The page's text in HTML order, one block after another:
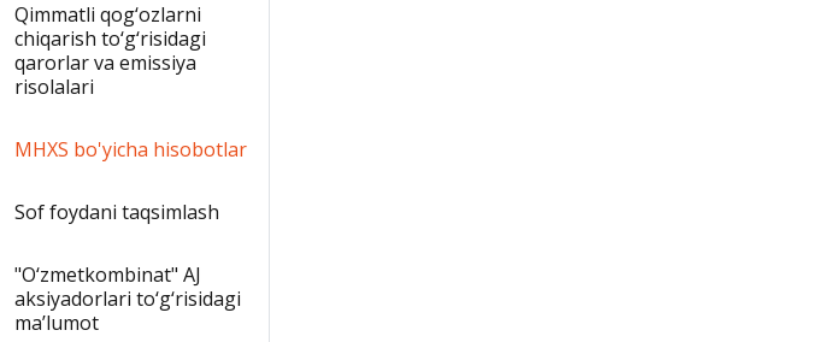
Qimmatli qog‘ozlarni
chiqarish to‘g‘risidagi
qarorlar va emissiya
risolalari
MHXS bo'yicha hisobotlar
Sof foydani taqsimlash
"O‘zmetkombinat" AJ
aksiyadorlari to‘g‘risidagi
ma’lumot